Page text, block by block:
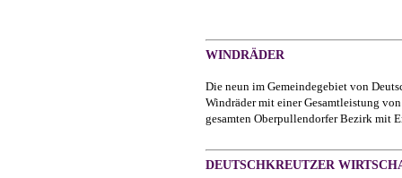
WINDRÄDER
Die neun im Gemeindegebiet von
Windräder mit einer Gesamtleistung
gesamten Oberpullendorfer Bezirk mit
DEUTSCHKREUTZER